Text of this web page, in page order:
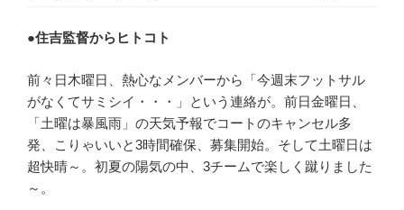
●住吉監督からヒトコト
前々日木曜日、熱心なメンバーから「今週末フットサル
がなくてサミシイ・・・」という連絡が。前日金曜日、
「土曜は暴風雨」の天気予報でコートのキャンセル多
発、こりゃいいと3時間確保、募集開始。そして土曜日は
超快晴～。初夏の陽気の中、3チームで楽しく蹴りました
～。